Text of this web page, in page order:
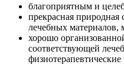
благоприятным и
прекрасная
лечебных материалов,
хорошо
соответствующей